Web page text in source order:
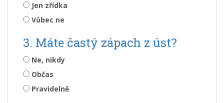
Jen zřídka
Vůbec ne
3. Máte častý zápach z úst?
Ne, nikdy
Občas
Pravidelně